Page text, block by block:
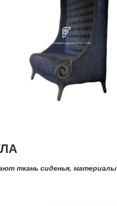
ткань сиденья, материалы